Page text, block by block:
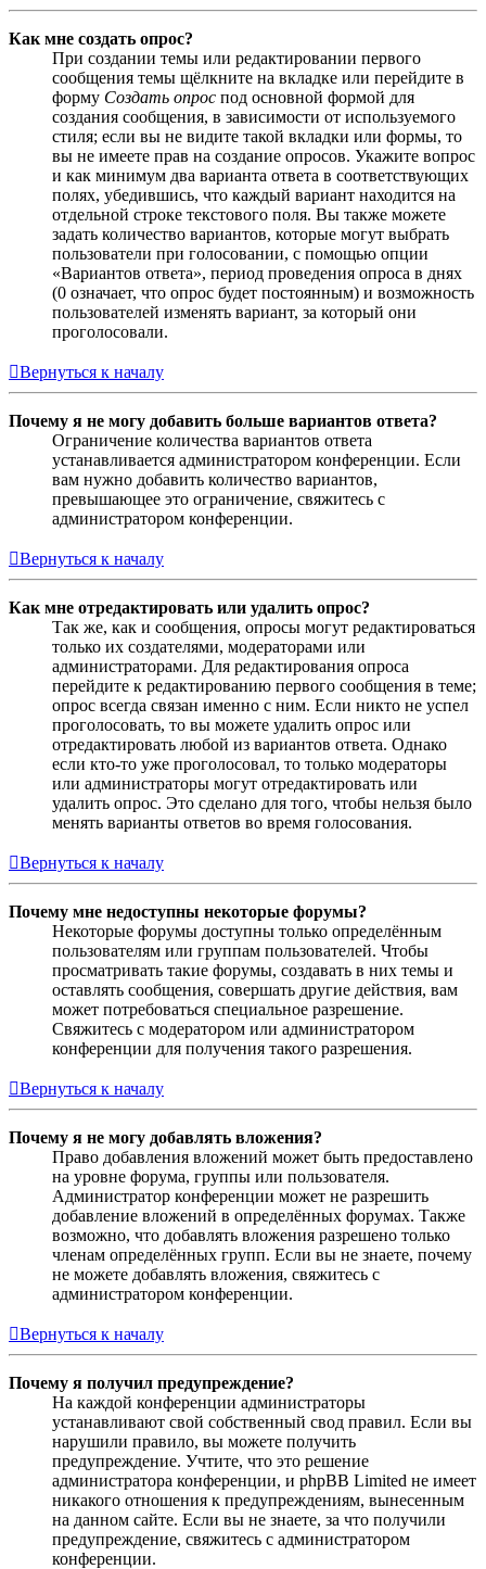
Как мне создать опрос?
При создании темы или редактировании первого
сообщения темы щёлкните на вкладке или перейдите в
форму Создать опрос под основной формой для
создания сообщения, в зависимости от используемого
стиля; если вы не видите такой вкладки или формы, то
вы не имеете прав на создание опросов. Укажите вопрос
и как минимум два варианта ответа в соответствующих
полях, убедившись, что каждый вариант находится на
отдельной строке текстового поля. Вы также можете
задать количество вариантов, которые могут выбрать
пользователи при голосовании, с помощью опции
«Вариантов ответа», период проведения опроса в днях
(0 означает, что опрос будет постоянным) и возможность
пользователей изменять вариант, за который они
проголосовали.
Вернуться к началу
Почему я не могу добавить больше вариантов ответа?
Ограничение количества вариантов ответа
устанавливается администратором конференции. Если
вам нужно добавить количество вариантов,
превышающее это ограничение, свяжитесь с
администратором конференции.
Вернуться к началу
Как мне отредактировать или удалить опрос?
Так же, как и сообщения, опросы могут редактироваться
только их создателями, модераторами или
администраторами. Для редактирования опроса
перейдите к редактированию первого сообщения в теме;
опрос всегда связан именно с ним. Если никто не успел
проголосовать, то вы можете удалить опрос или
отредактировать любой из вариантов ответа. Однако
если кто-то уже проголосовал, то только модераторы
или администраторы могут отредактировать или
удалить опрос. Это сделано для того, чтобы нельзя было
менять варианты ответов во время голосования.
Вернуться к началу
Почему мне недоступны некоторые форумы?
Некоторые форумы доступны только определённым
пользователям или группам пользователей. Чтобы
просматривать такие форумы, создавать в них темы и
оставлять сообщения, совершать другие действия, вам
может потребоваться специальное разрешение.
Свяжитесь с модератором или администратором
конференции для получения такого разрешения.
Вернуться к началу
Почему я не могу добавлять вложения?
Право добавления вложений может быть предоставлено
на уровне форума, группы или пользователя.
Администратор конференции может не разрешить
добавление вложений в определённых форумах. Также
возможно, что добавлять вложения разрешено только
членам определённых групп. Если вы не знаете, почему
не можете добавлять вложения, свяжитесь с
администратором конференции.
Вернуться к началу
Почему я получил предупреждение?
На каждой конференции администраторы
устанавливают свой собственный свод правил. Если вы
нарушили правило, вы можете получить
предупреждение. Учтите, что это решение
администратора конференции, и phpBB Limited не имеет
никакого отношения к предупреждениям, вынесенным
на данном сайте. Если вы не знаете, за что получили
предупреждение, свяжитесь с администратором
конференции.